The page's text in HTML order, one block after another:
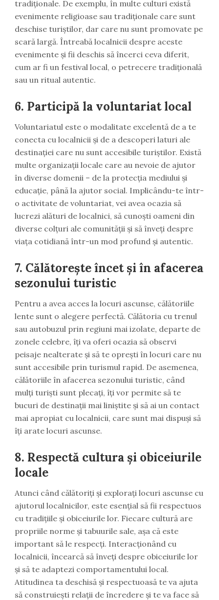
tradiționale. De exemplu, în multe culturi există
evenimente religioase sau tradiționale care sunt
deschise turiștilor, dar care nu sunt promovate pe
scară largă. Întreabă localnicii despre aceste
evenimente și fii deschis să încerci ceva diferit,
cum ar fi un festival local, o petrecere tradițională
sau un ritual autentic.
6. Participă la voluntariat local
Voluntariatul este o modalitate excelentă de a te
conecta cu localnicii și de a descoperi laturi ale
destinației care nu sunt accesibile turiștilor. Există
multe organizații locale care au nevoie de ajutor
în diverse domenii – de la protecția mediului și
educație, până la ajutor social. Implicându-te într-
o activitate de voluntariat, vei avea ocazia să
lucrezi alături de localnici, să cunoști oameni din
diverse colțuri ale comunității și să înveți despre
viața cotidiană într-un mod profund și autentic.
7. Călătorește încet și în afacerea
sezonului turistic
Pentru a avea acces la locuri ascunse, călătoriile
lente sunt o alegere perfectă. Călătoria cu trenul
sau autobuzul prin regiuni mai izolate, departe de
zonele celebre, îți va oferi ocazia să observi
peisaje nealterate și să te oprești în locuri care nu
sunt accesibile prin turismul rapid. De asemenea,
călătoriile în afacerea sezonului turistic, când
mulți turiști sunt plecați, îți vor permite să te
bucuri de destinații mai liniștite și să ai un contact
mai apropiat cu localnicii, care sunt mai dispuși să
îți arate locuri ascunse.
8. Respectă cultura și obiceiurile
locale
Atunci când călătoriți și explorați locuri ascunse cu
ajutorul localnicilor, este esențial să fii respectuos
cu tradițiile și obiceiurile lor. Fiecare cultură are
propriile norme și tabuurile sale, așa că este
important să le respecți. Interacționând cu
localnicii, încearcă să înveți despre obiceiurile lor
și să te adaptezi comportamentului local.
Atitudinea ta deschisă și respectuoasă te va ajuta
să construiești relații de încredere și te va face să